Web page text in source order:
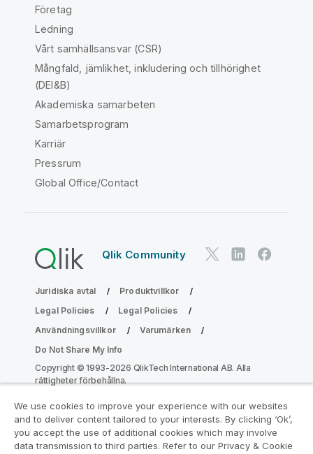
Företag
Ledning
Vårt samhällsansvar (CSR)
Mångfald, jämlikhet, inkludering och tillhörighet
(DEI&B)
Akademiska samarbeten
Samarbetsprogram
Karriär
Pressrum
Global Office/Contact
Qlik Community
Juridiska avtal
Produktvillkor
Legal Policies
Legal Policies
Användningsvillkor
Varumärken
Do Not Share My Info
Copyright © 1993-2026 QlikTech International AB. Alla
rättigheter förbehållna.
Gå med i programmet Analytics
Modernization
We use cookies to improve your experience with our websites
and to deliver content tailored to your interests. By clicking ‘Ok’,
you accept the use of additional cookies which may involve
data transmission to third parties. Refer to our Privacy & Cookie